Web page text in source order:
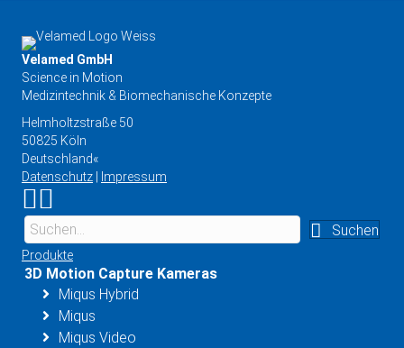
Velamed GmbH
Science in Motion
Medizintechnik & Biomechanische Konzepte
Helmholtzstraße 50
50825 Köln
Deutschland«
Datenschutz
Impressum
Link zu Instagram
Link zu YouTube
Suchen
Produkte
3D Motion Capture Kameras
Miqus Hybrid
Miqus
Miqus Video